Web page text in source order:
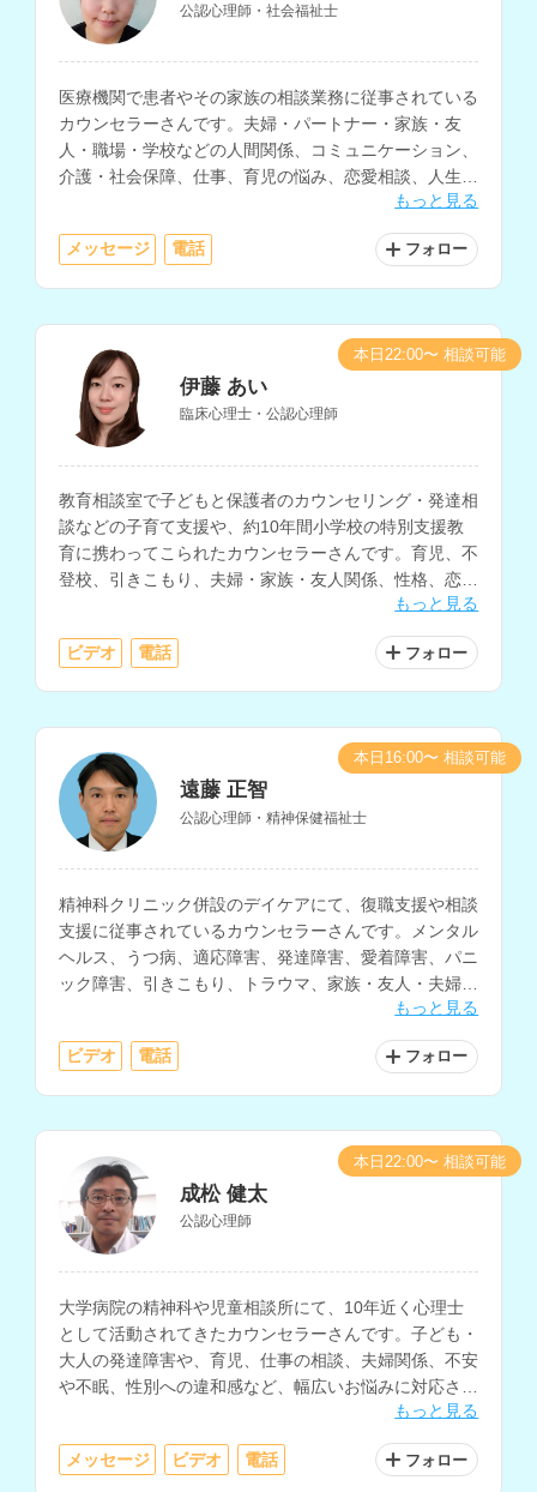
公認心理師・社会福祉士
医療機関で患者やその家族の相談業務に従事されている
カウンセラーさんです。夫婦・パートナー・家族・友
人・職場・学校などの人間関係、コミュニケーション、
介護・社会保障、仕事、育児の悩み、恋愛相談、人生相
談など、様々な相談内容に対応されています。もっと見る
メッセージ 電話 フォロー
伊藤 あい
臨床心理士・公認心理師
教育相談室で子どもと保護者のカウンセリング・発達相
談などの子育て支援や、約10年間小学校の特別支援教
育に携わってこられたカウンセラーさんです。育児、不
登校、引きこもり、夫婦・家族・友人関係、性格、恋
愛、仕事、妊活・不妊治療の悩みなど、様々な相談に対
もっと見る
ビデオ 電話 フォロー
本日22:00〜 相談可能
遠藤 正智
公認心理師・精神保健福祉士
精神科クリニック併設のデイケアにて、復職支援や相談
支援に従事されているカウンセラーさんです。メンタル
ヘルス、うつ病、適応障害、発達障害、愛着障害、パニ
ック障害、引きこもり、トラウマ、家族・友人・夫婦・
職場等の人間関係、生きづらさについての相談などに対
もっと見る
ビデオ 電話 フォロー
本日16:00〜 相談可能
成松 健太
公認心理師
大学病院の精神科や児童相談所にて、10年近く心理士
として活動されてきたカウンセラーさんです。子ども・
大人の発達障害や、育児、仕事の相談、夫婦関係、不安
や不眠、性別への違和感など、幅広いお悩みに対応され
もっと見る
メッセージ ビデオ 電話 フォロー
本日22:00〜 相談可能